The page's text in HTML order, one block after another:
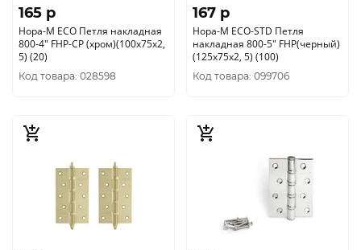
165 p
Нора-М ЕСО Петля накладная
800-4" FHP-CP (хром)(100х75х2,
5) (20)
Код товара: 028598
167 p
Нора-М ЕСО-STD Петля
накладная 800-5" FHP(черный)
(125х75х2, 5) (100)
Код товара: 099706